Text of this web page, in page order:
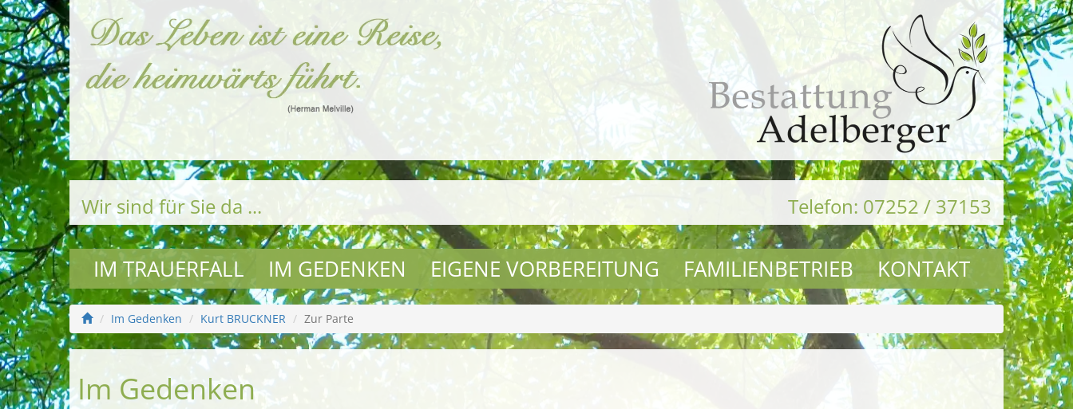
Wir sind für Sie da ... Telefon: 07252 / 37153
IM TRAUERFALL IM GEDENKEN EIGENE VORBEREITUNG FAMILIENBETRIEB KONTAKT
Im Gedenken Kurt BRUCKNER Zur Parte
Im Gedenken